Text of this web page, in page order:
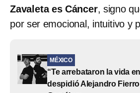
Zavaleta es Cáncer, signo
por ser emocional, intuitivo y
MÉXICO
“Te arrebataron la vida
despidió Alejandro